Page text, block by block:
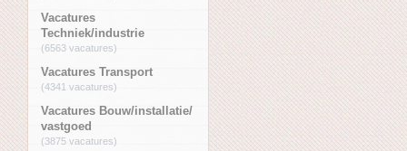
Vacatures
Techniek/industrie
(6563 vacatures)
Vacatures Transport
(4341 vacatures)
Vacatures Bouw/installatie/
vastgoed
(3875 vacatures)